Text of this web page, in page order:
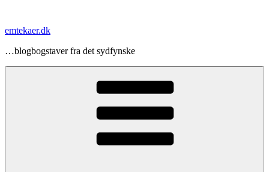
indhold
emtekaer.dk
…blogbogstaver fra det sydfynske